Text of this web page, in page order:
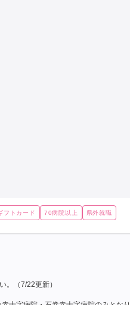
フトカード 70病院以上 県外就職
。（7/22更新）
十字病院・石巻赤十字病院のみとな